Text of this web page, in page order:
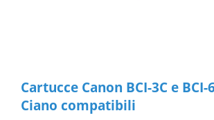
Cartucce Canon BCI-3C e
Ciano compatibili